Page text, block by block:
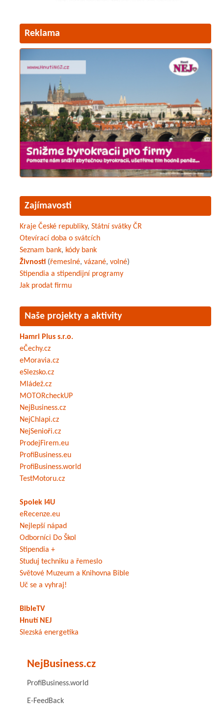
Reklama
Zajímavosti
Kraje České republiky, Státní svátky ČR
Otevírací doba o svátcích
Seznam bank, kódy bank
Živnosti (řemeslné, vázané, volné)
Stipendia a stipendijní programy
Jak prodat firmu
Naše projekty a aktivity
Hamri Plus s.r.o.
eČechy.cz
eMoravia.cz
eSlezsko.cz
Mládež.cz
MOTORcheckUP
NejBusiness.cz
NejChlapi.cz
NejSenioři.cz
ProdejFirem.eu
ProfiBusiness.eu
ProfiBusiness.world
TestMotoru.cz
Spolek I4U
eRecenze.eu
Nejlepší nápad
Odborníci Do Škol
Stipendia +
Studuj techniku a řemeslo
Světové Muzeum a Knihovna Bible
Uč se a vyhraj!
BibleTV
Hnutí NEJ
Slezská energetika
NejBusiness.cz
ProfiBusiness.world
E-FeedBack